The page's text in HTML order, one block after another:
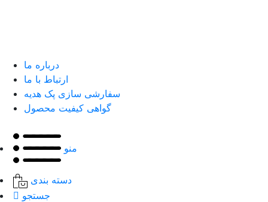
درباره ما
ارتباط با ما
سفارشی سازی پک هدیه
گواهی کیفیت محصول
منو
دسته بندی
جستجو